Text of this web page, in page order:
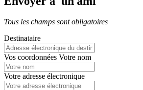
Tous les champs sont obligatoires
Destinataire
Vos coordonnées Votre nom
Votre adresse électronique